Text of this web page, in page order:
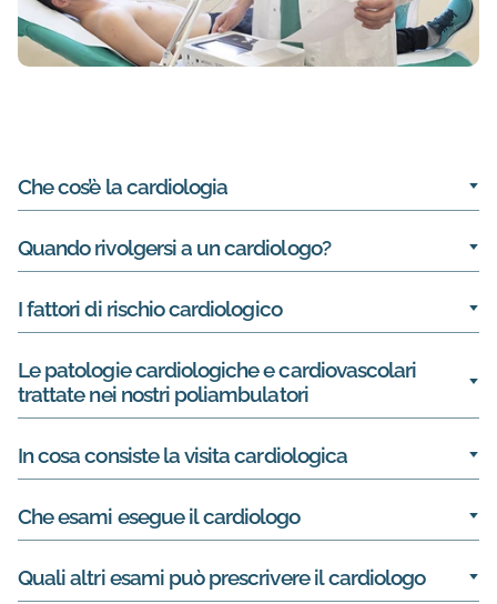
Che cos’è la cardiologia
Quando rivolgersi a un cardiologo?
I fattori di rischio cardiologico
Le patologie cardiologiche e cardiovascolari
trattate nei nostri poliambulatori
In cosa consiste la visita cardiologica
Che esami esegue il cardiologo
Quali altri esami può prescrivere il cardiologo